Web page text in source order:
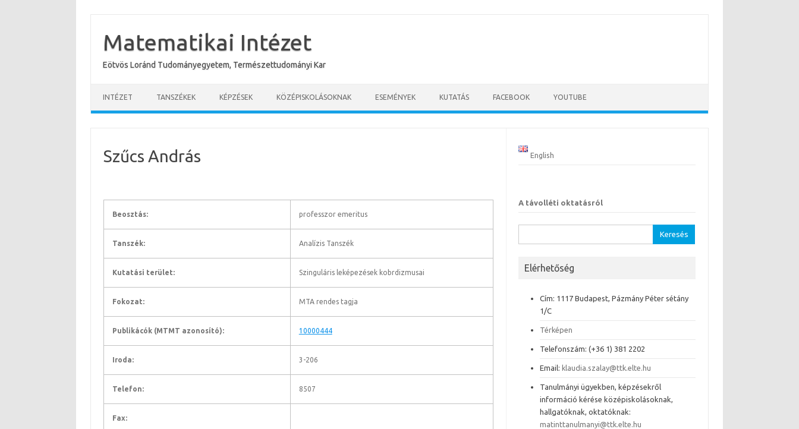
content
Matematikai Intézet
Eötvös Loránd Tudományegyetem, Természettudományi Kar
INTÉZET TANSZÉKEK KÉPZÉSEK KÖZÉPISKOLÁSOKNAK ESEMÉNYEK KUTATÁS FACEBOOK YOUTUBE
Szűcs András
Beosztás: professzor emeritus
Tanszék: Analízis Tanszék
Kutatási terület: Szinguláris leképezések kobrdizmusai
Fokozat: MTA rendes tagja
Publikácók (MTMT azonosító): 10000444
Iroda: 3-206
Telefon: 8507
Fax:
English
A távolléti oktatásról
Elérhetőség
Cím: 1117 Budapest, Pázmány Péter sétány
1/C
Térképen
Telefonszám: (+36 1) 381 2202
Email: klaudia.szalay@ttk.elte.hu
Tanulmányi ügyekben, képzésekről
információ kérése középiskolásoknak,
hallgatóknak, oktatóknak:
matinttanulmanyi@ttk.elte.hu